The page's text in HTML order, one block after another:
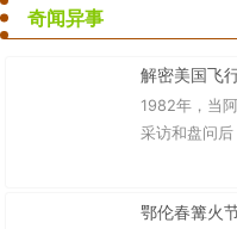
奇闻异事
解密美国飞
1982年，当
采访和盘问
鄂伦春篝火